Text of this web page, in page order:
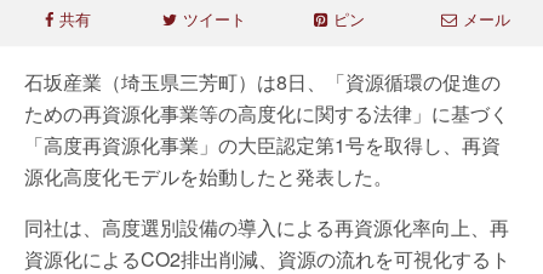
共有 ツイート ピン メール
石坂産業（埼玉県三芳町）は8日、「資源循環の促進の
ための再資源化事業等の高度化に関する法律」に基づく
「高度再資源化事業」の大臣認定第1号を取得し、再資
源化高度化モデルを始動したと発表した。
同社は、高度選別設備の導入による再資源化率向上、再
資源化によるCO2排出削減、資源の流れを可視化するト